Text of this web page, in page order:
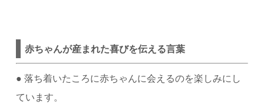
赤ちゃんが産まれた喜びを伝える言葉
● 落ち着いたころに赤ちゃんに会えるのを楽しみにし
ています。